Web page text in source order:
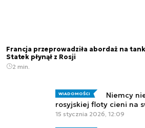
Francja przeprowadziła abordaż na
Statek płynął z Rosji
2 min.
WIADOMOŚCI
Niemcy
rosyjskiej floty cieni na
15 stycznia 2026, 12:09